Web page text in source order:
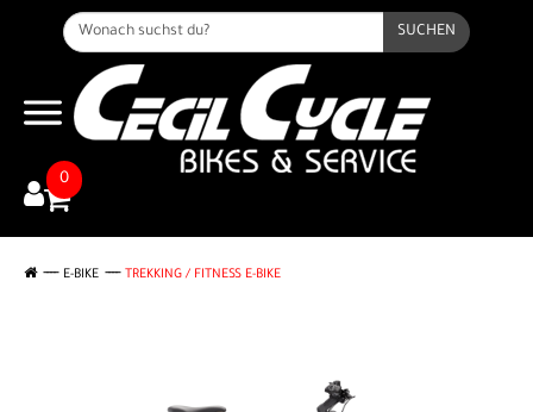
SUCHEN
0
E-BIKE TREKKING / FITNESS E-BIKE